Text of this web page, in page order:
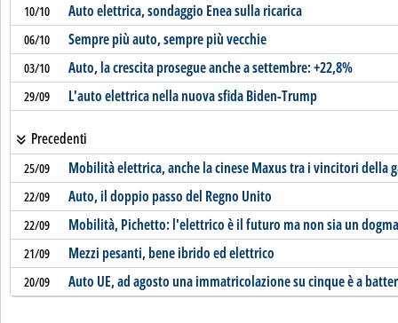
10/10 Auto elettrica, sondaggio Enea sulla ricarica
06/10 Sempre più auto, sempre più vecchie
03/10 Auto, la crescita prosegue anche a settembre: +22,8%
29/09 L'auto elettrica nella nuova sfida Biden-Trump
Precedenti
25/09 Mobilità elettrica, anche la cinese Maxus tra i vincitori della
22/09 Auto, il doppio passo del Regno Unito
22/09 Mobilità, Pichetto: l'elettrico è il futuro ma non sia un
21/09 Mezzi pesanti, bene ibrido ed elettrico
20/09 Auto UE, ad agosto una immatricolazione su cinque è a